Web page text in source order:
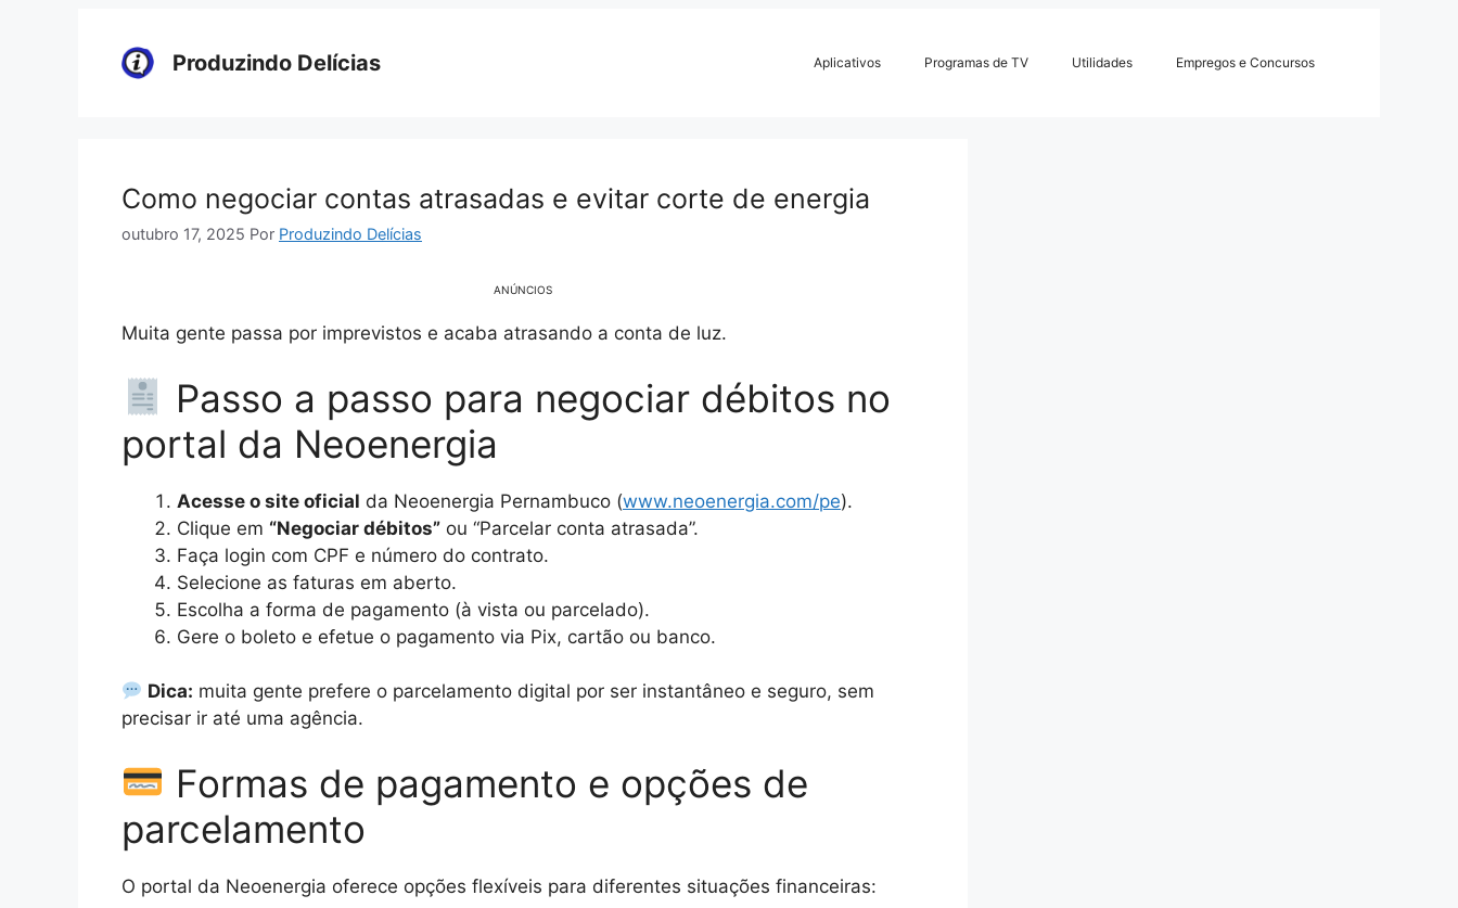
Produzindo Delícias Aplicativos Programas de TV Utilidades Empregos e Concursos
Como negociar contas atrasadas e evitar corte de energia
outubro 17, 2025 Por Produzindo Delícias
ANÚNCIOS
Muita gente passa por imprevistos e acaba atrasando a conta de luz.
Passo a passo para negociar débitos no
portal da Neoenergia
Acesse o site oficial da Neoenergia Pernambuco (www.neoenergia.com/pe).
Clique em “Negociar débitos” ou “Parcelar conta atrasada”.
Faça login com CPF e número do contrato.
Selecione as faturas em aberto.
Escolha a forma de pagamento (à vista ou parcelado).
Gere o boleto e efetue o pagamento via Pix, cartão ou banco.
Dica: muita gente prefere o parcelamento digital por ser instantâneo e seguro, sem
precisar ir até uma agência.
Formas de pagamento e opções de
parcelamento
O portal da Neoenergia oferece opções flexíveis para diferentes situações financeiras: